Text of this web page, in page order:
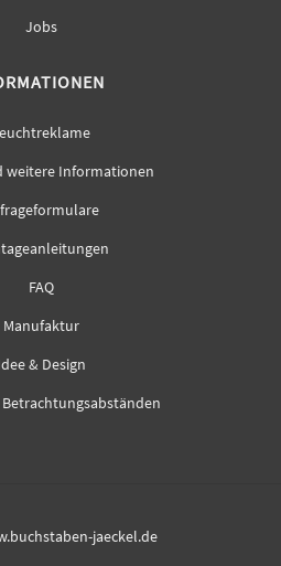
Jobs
weitere Informationen
FAQ
Manufaktur
& Design
Betrachtungsabständen
jaeckel.de